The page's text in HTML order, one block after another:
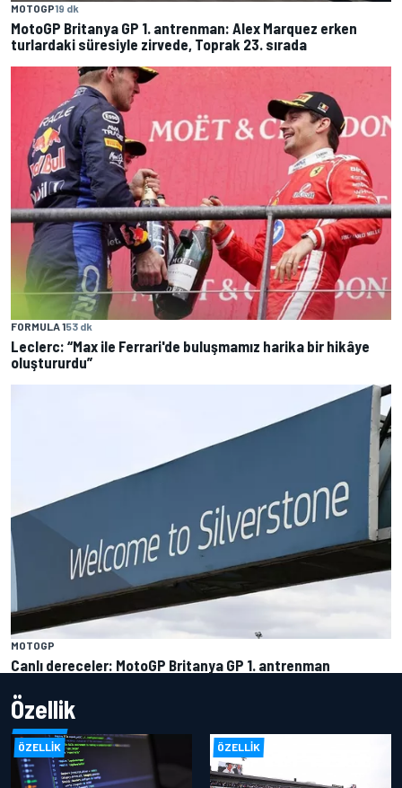
MOTOGP19 dk
MotoGP Britanya GP 1. antrenman: Alex Marquez erken
turlardaki süresiyle zirvede, Toprak 23. sırada
FORMULA 153 dk
Leclerc: “Max ile Ferrari'de buluşmamız harika bir hikâye
oluştururdu”
MOTOGP
Canlı dereceler: MotoGP Britanya GP 1. antrenman
Özellik
ÖZELLIK ÖZELLIK